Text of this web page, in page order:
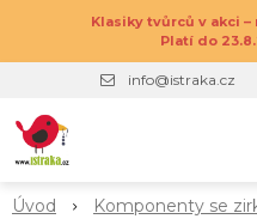
Klasiky tvůrců v akci
Platí do
info@istraka.cz
Úvod Komponenty se